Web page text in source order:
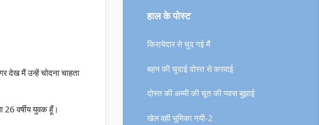
देख मैं उन्हें चोदना चाहता
26 वर्षीय युवक हूँ।
हाल के पोस्ट
किरायेदार से चुद गई मैं
बहन की चुदाई दोस्त से करवाई
दोस्त की अम्मी की चूत की प्यास बुझाई
खेल वही भूमिका नयी-2